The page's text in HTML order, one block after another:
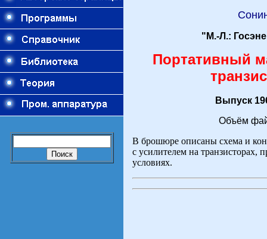
"М.-Л.:
Портативный
Выпуск
Объём
В брошюре описаны схема и
с усилителем на транзисторах,
условиях.